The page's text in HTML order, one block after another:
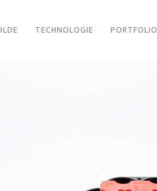
TECHNOLOGIE PORTFOLIO